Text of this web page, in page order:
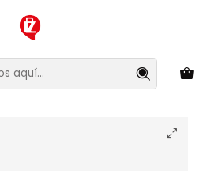
antes de que la oferta termine!
Lentes de Sol
Trendset HTRE24CWX0